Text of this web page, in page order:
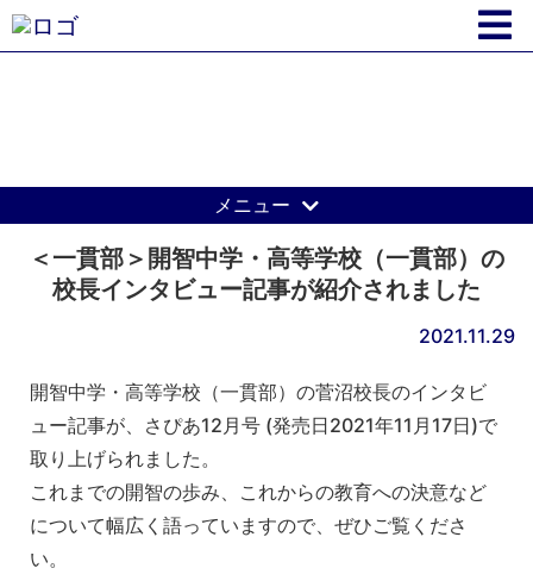
メニュー
＜一貫部＞開智中学・高等学校（一貫部）の
校長インタビュー記事が紹介されました
2021.11.29
開智中学・高等学校（一貫部）の菅沼校長のインタビ
ュー記事が、さぴあ12月号 (発売日2021年11月17日)で
取り上げられました。
これまでの開智の歩み、これからの教育への決意など
について幅広く語っていますので、ぜひご覧くださ
い。